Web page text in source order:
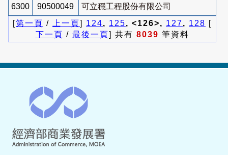
6300 90500049
可立穩工程股份有限公司
[第一頁 / 上一頁] 124, 125, <126>, 127, 128 [
下一頁 / 最後一頁] 共有 8039 筆資料